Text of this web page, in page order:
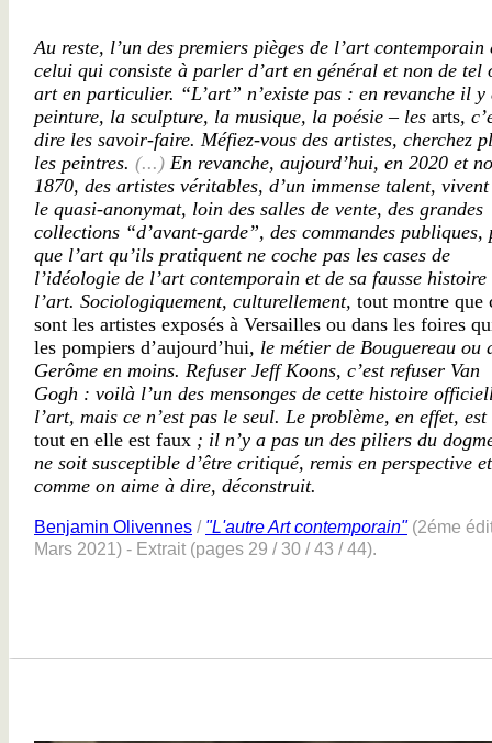
Au reste, l’un des premiers pièges de l’art contemporain
celui qui consiste à parler d’art en général et non de tel
art en particulier. “L’art” n’existe pas : en revanche il y
peinture, la sculpture, la musique, la poésie – les arts,
dire les savoir-faire. Méfiez-vous des artistes, cherchez
les peintres. (...) En revanche, aujourd’hui, en 2020 et
1870, des artistes véritables, d’un immense talent,
le quasi-anonymat, loin des salles de vente, des grandes
collections “d’avant-garde”, des commandes publiques,
que l’art qu’ils pratiquent ne coche pas les cases de
l’idéologie de l’art contemporain et de sa fausse histoire
l’art. Sociologiquement, culturellement, tout montre que
sont les artistes exposés à Versailles ou dans les foires
les pompiers d’aujourd’hui, le métier de Bouguereau ou
Gerôme en moins. Refuser Jeff Koons, c’est refuser Van
Gogh : voilà l’un des mensonges de cette histoire
l’art, mais ce n’est pas le seul. Le problème, en effet, est
tout en elle est faux ; il n’y a pas un des piliers du
ne soit susceptible d’être critiqué, remis en perspective
comme on aime à dire, déconstruit.
Benjamin Olivennes / "L'autre Art contemporain"(2éme
Mars 2021) - Extrait (pages 29 / 30 / 43 / 44).